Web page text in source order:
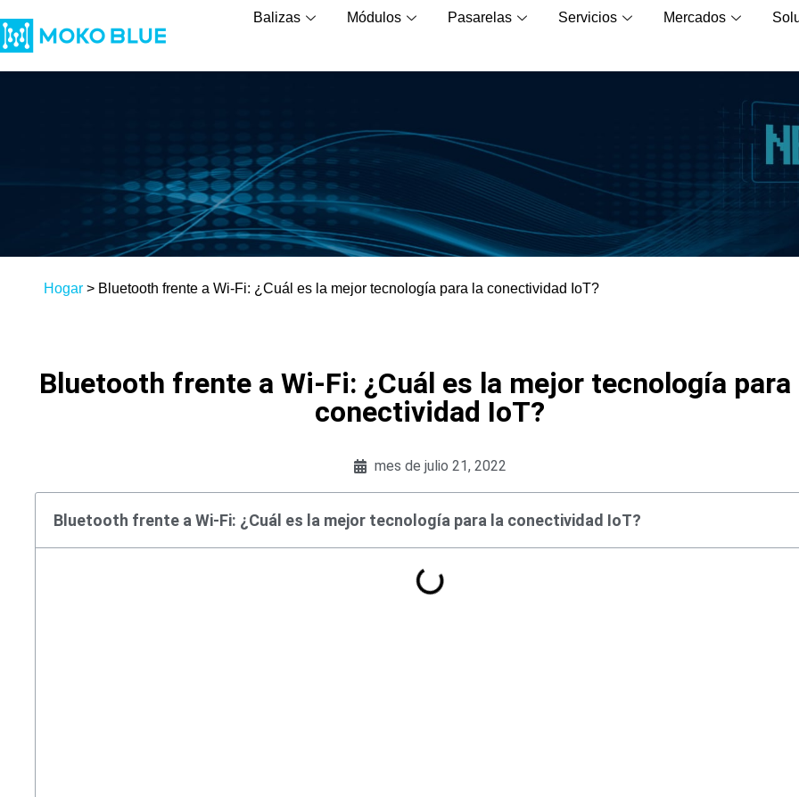
Balizas Módulos Pasarelas Servicios Mercados
Hogar > Bluetooth frente a Wi-Fi: ¿Cuál es la mejor tecnología para la conectividad IoT?
Bluetooth frente a Wi-Fi: ¿Cuál es la mejor tecnología para
conectividad IoT?
mes de julio 21, 2022
Bluetooth frente a Wi-Fi: ¿Cuál es la mejor tecnología para la conectividad IoT?